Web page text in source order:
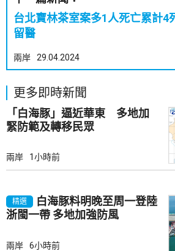
台北寶林茶室案多1人死亡累計
留醫
兩岸 29.04.2024
更多即時新聞
「白海豚」逼近華東 多地加
緊防範及轉移民眾
兩岸 1小時前
精選
白海豚料明晚至周一登陸
浙閩一帶 多地加強防風
兩岸 6小時前